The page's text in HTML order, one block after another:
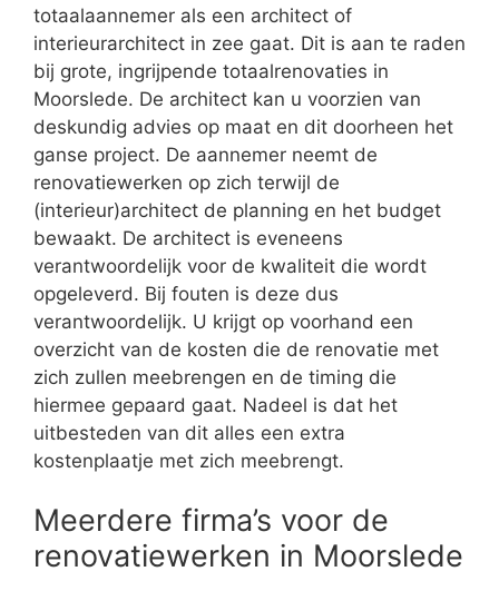
totaalaannemer als een architect of
interieurarchitect in zee gaat. Dit is aan te raden
bij grote, ingrijpende totaalrenovaties in
Moorslede. De architect kan u voorzien van
deskundig advies op maat en dit doorheen het
ganse project. De aannemer neemt de
renovatiewerken op zich terwijl de
(interieur)architect de planning en het budget
bewaakt. De architect is eveneens
verantwoordelijk voor de kwaliteit die wordt
opgeleverd. Bij fouten is deze dus
verantwoordelijk. U krijgt op voorhand een
overzicht van de kosten die de renovatie met
zich zullen meebrengen en de timing die
hiermee gepaard gaat. Nadeel is dat het
uitbesteden van dit alles een extra
kostenplaatje met zich meebrengt.
Meerdere firma’s voor de
renovatiewerken in Moorslede